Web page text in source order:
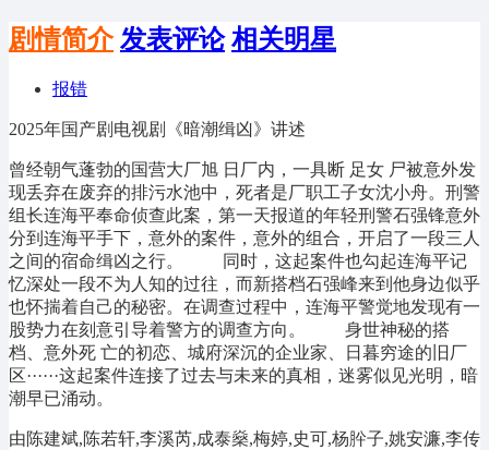
剧情简介 发表评论 相关明星
报错
2025年国产剧电视剧《暗潮缉凶》讲述
曾经朝气蓬勃的国营大厂旭 日厂内，一具断 足女 尸被意外发
现丢弃在废弃的排污水池中，死者是厂职工子女沈小舟。刑警
组长连海平奉命侦查此案，第一天报道的年轻刑警石强锋意外
分到连海平手下，意外的案件，意外的组合，开启了一段三人
之间的宿命缉凶之行。 同时，这起案件也勾起连海平记
忆深处一段不为人知的过往，而新搭档石强峰来到他身边似乎
也怀揣着自己的秘密。在调查过程中，连海平警觉地发现有一
股势力在刻意引导着警方的调查方向。 身世神秘的搭
档、意外死 亡的初恋、城府深沉的企业家、日暮穷途的旧厂
区······这起案件连接了过去与未来的真相，迷雾似见光明，暗
潮早已涌动。
由陈建斌,陈若轩,李溪芮,成泰燊,梅婷,史可,杨肸子,姚安濂,李传